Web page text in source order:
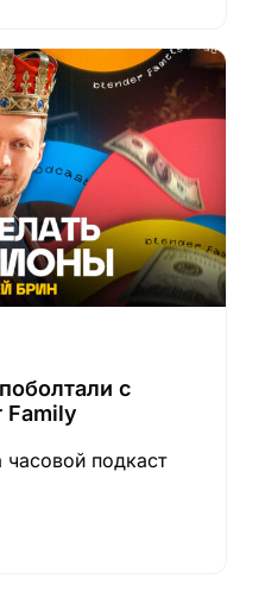
с
Family
подкаст